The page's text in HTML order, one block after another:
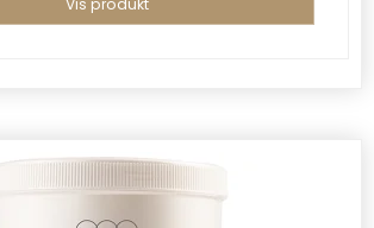
Vis produkt